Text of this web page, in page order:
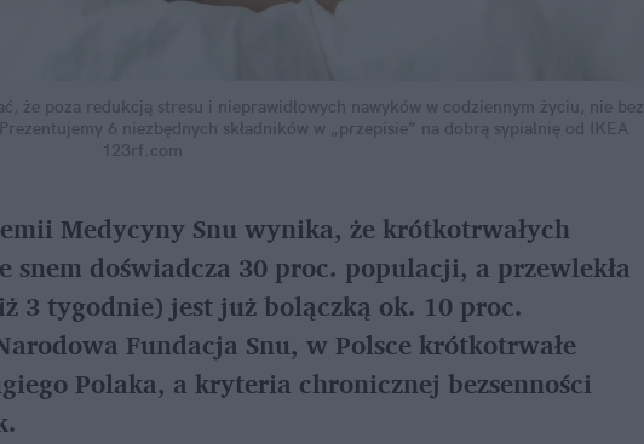
że poza redukcją stresu i nieprawidłowych nawyków w codziennym życiu, nie bez
6 niezbędnych składników w „przepisie” na dobrą sypialnię od IKEA
123rf.com
Medycyny Snu wynika, że krótkotrwałych
doświadcza 30 proc. populacji, a przewlekła
3 tygodnie) jest już bolączką ok. 10 proc.
Fundacja Snu, w Polsce krótkotrwałe
Polaka, a kryteria chronicznej bezsenności